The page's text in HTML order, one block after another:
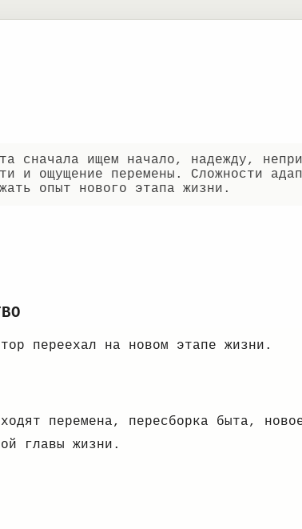
сначала ищем начало, надежду,
и ощущение перемены. Сложности
опыт нового этапа жизни.
переехал на новом этапе жизни.
перемена, пересборка быта,
главы жизни.